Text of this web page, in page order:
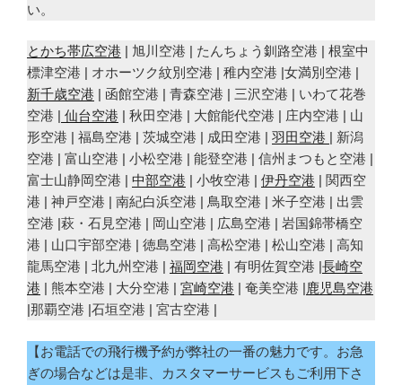
い。
とかち帯広空港 | 旭川空港 | たんちょう釧路空港 | 根室中
標津空港 | オホーツク紋別空港 | 稚内空港 |女満別空港 |
新千歳空港 | 函館空港 | 青森空港 | 三沢空港 | いわて花巻
空港 | 仙台空港 | 秋田空港 | 大館能代空港 | 庄内空港 | 山
形空港 | 福島空港 | 茨城空港 | 成田空港 | 羽田空港 | 新潟
空港 | 富山空港 | 小松空港 | 能登空港 | 信州まつもと空港 |
富士山静岡空港 | 中部空港 | 小牧空港 | 伊丹空港 | 関西空
港 | 神戸空港 | 南紀白浜空港 | 鳥取空港 | 米子空港 | 出雲
空港 |萩・石見空港 | 岡山空港 | 広島空港 | 岩国錦帯橋空
港 | 山口宇部空港 | 徳島空港 | 高松空港 | 松山空港 | 高知
龍馬空港 | 北九州空港 | 福岡空港 | 有明佐賀空港 |長崎空
港 | 熊本空港 | 大分空港 | 宮崎空港 | 奄美空港 |鹿児島空港
|那覇空港 |石垣空港 | 宮古空港 |
【お電話での飛行機予約が弊社の一番の魅力です。お急
ぎの場合などは是非、カスタマーサービスもご利用下さ